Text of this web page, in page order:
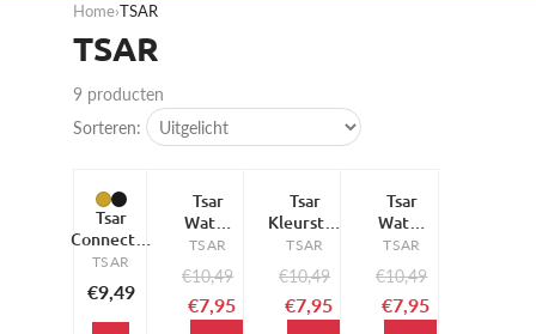
Home›TSAR
TSAR
9 producten
Sorteren:
Tsar
Connecter
Slang
Adapter
TSAR
€9,49
-24%
Tsar
Water
Coloring
Agent
Blauw
50ml
TSAR
€10,49
€7,95
-24%
Tsar
Kleurstof
Vaas
Rood
50ml
TSAR
€10,49
€7,95
-24%
Tsar
Water
Coloring
Agent
Paars
50ml
TSAR
€10,49
€7,95